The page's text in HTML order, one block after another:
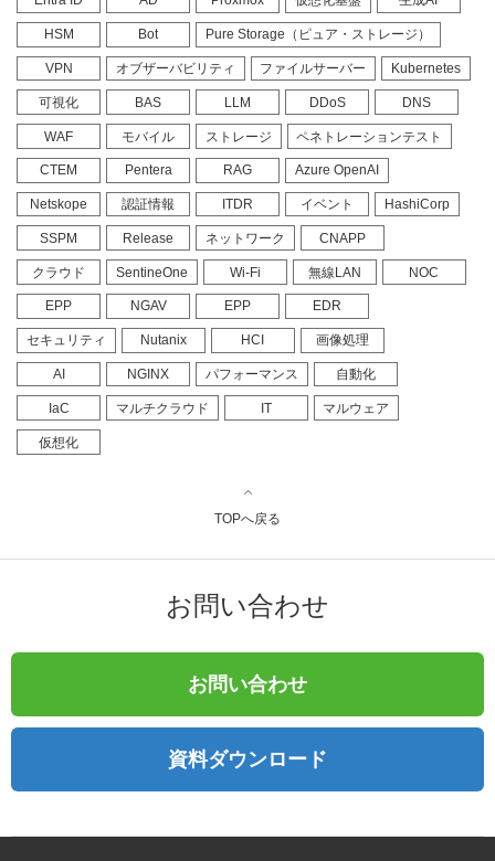
HSM Bot Pure Storage（ピュア・ストレージ）
VPN オブザーバビリティ ファイルサーバー Kubernetes
可視化 BAS LLM DDoS DNS
WAF モバイル ストレージ ペネトレーションテスト
CTEM Pentera RAG Azure OpenAI
Netskope 認証情報 ITDR イベント HashiCorp
SSPM Release ネットワーク CNAPP
クラウド SentineOne Wi-Fi 無線LAN NOC
EPP NGAV EPP EDR
セキュリティ Nutanix HCI 画像処理
AI NGINX パフォーマンス 自動化
IaC マルチクラウド IT マルウェア
仮想化
TOPへ戻る
お問い合わせ
お問い合わせ
資料ダウンロード